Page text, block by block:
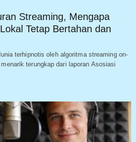
Streaming, Mengapa
Tetap Bertahan dan
terhipnotis oleh algoritma streaming on-
terungkap dari laporan Asosiasi